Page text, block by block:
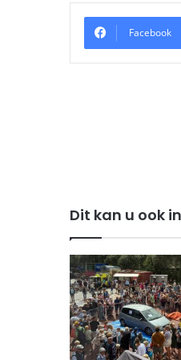
Facebook
Dit kan u ook